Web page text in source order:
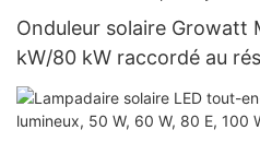
Onduleur solaire Growatt
kW/80 kW raccordé au
d'énergie solaire